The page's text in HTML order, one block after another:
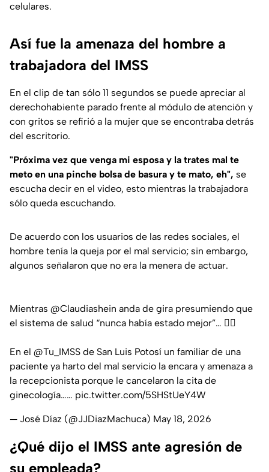
celulares.
Así fue la amenaza del hombre a
trabajadora del IMSS
En el clip de tan sólo 11 segundos se puede apreciar al
derechohabiente parado frente al módulo de atención y
con gritos se refirió a la mujer que se encontraba detrás
del escritorio.
"Próxima vez que venga mi esposa y la trates mal te
meto en una pinche bolsa de basura y te mato, eh", se
escucha decir en el video, esto mientras la trabajadora
sólo queda escuchando.
De acuerdo con los usuarios de las redes sociales, el
hombre tenía la queja por el mal servicio; sin embargo,
algunos señalaron que no era la menera de actuar.
Mientras @Claudiashein anda de gira presumiendo que
el sistema de salud “nunca había estado mejor”… 👇🏻
En el @Tu_IMSS de San Luis Potosí un familiar de una
paciente ya harto del mal servicio la encara y amenaza a
la recepcionista porque le cancelaron la cita de
ginecología…… pic.twitter.com/5SHStUeY4W
— José Díaz (@JJDiazMachuca) May 18, 2026
¿Qué dijo el IMSS ante agresión de
su empleada?